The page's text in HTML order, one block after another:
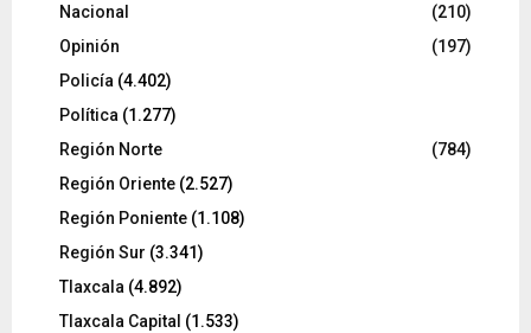
Nacional
(210)
Opinión
(197)
Policía (4.402)
Política (1.277)
Región Norte
(784)
Región Oriente (2.527)
Región Poniente (1.108)
Región Sur (3.341)
Tlaxcala (4.892)
Tlaxcala Capital (1.533)